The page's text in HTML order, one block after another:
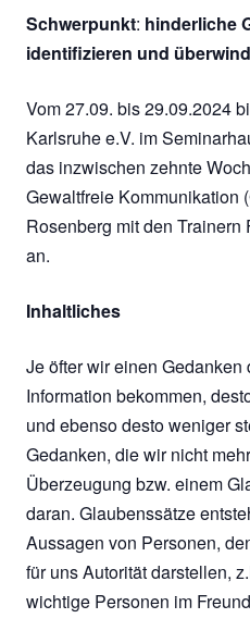
Schwerpunkt: hinderliche
identifizieren und
Vom 27.09. bis 29.09.2024
Karlsruhe e.V. im
das inzwischen zehnte
Gewaltfreie Kommunikation
Rosenberg mit den
an.
Inhaltliches
Je öfter wir einen
Information bekommen,
und ebenso desto weniger
Gedanken, die wir nicht
Überzeugung bzw. einem
daran. Glaubenssätze
Aussagen von Personen,
für uns Autorität darstellen,
wichtige Personen im